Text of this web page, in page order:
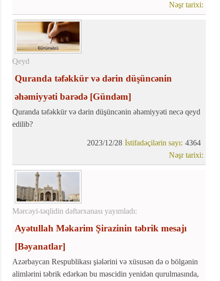
Nəşr tarixi:
Qeyd
Quranda təfəkkür və dərin düşüncənin
əhəmiyyəti barədə [Gündəm]
Quranda təfəkkür və dərin düşüncənin əhəmiyyəti necə qeyd
edilib?
4364
İstifadəçilərin sayı:
2023/12/28
Nəşr tarixi:
Mərcəyi-təqlidin dəftərxanası yayımladı:
Ayətullah Məkarim Şirazinin təbrik mesajı
[Bəyanatlar]
Azərbaycan Respublikası şiələrini və xüsusən də o bölgənin
alimlərini təbrik edərkən bu məscidin yenidən qurulmasında,